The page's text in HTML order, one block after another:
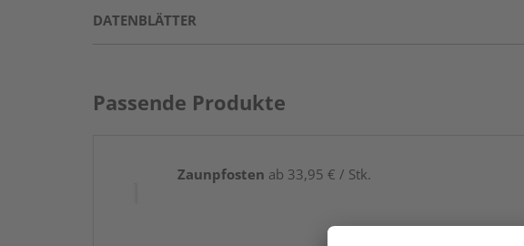
DATENBLÄTTER
Passende Produkte
Zaunpfosten ab 33,95 € / Stk.